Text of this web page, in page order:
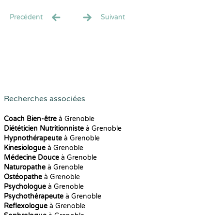
Precédent Suivant
Recherches associées
Coach Bien-être à Grenoble
Diététicien Nutritionniste à Grenoble
Hypnothérapeute à Grenoble
Kinesiologue à Grenoble
Médecine Douce à Grenoble
Naturopathe à Grenoble
Ostéopathe à Grenoble
Psychologue à Grenoble
Psychothérapeute à Grenoble
Reflexologue à Grenoble